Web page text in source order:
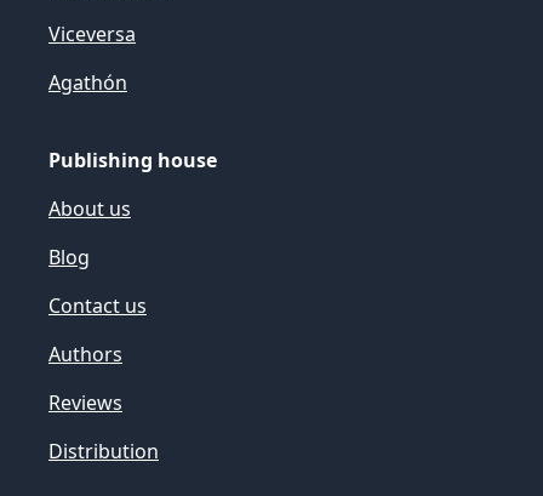
Viceversa
Agathón
Publishing house
About us
Blog
Contact us
Authors
Reviews
Distribution